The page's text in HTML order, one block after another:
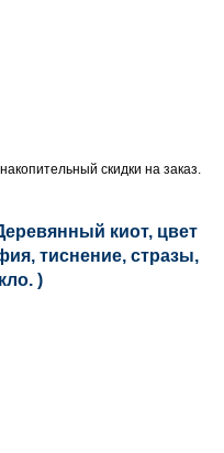
скидки на заказ.
киот, цвет
тиснение, стразы,
)